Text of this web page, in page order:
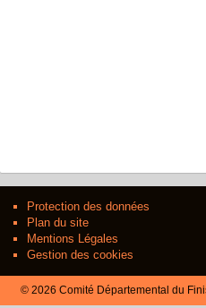
Protection des données
Plan du site
Mentions Légales
Gestion des cookies
© 2026 Comité Départemental du